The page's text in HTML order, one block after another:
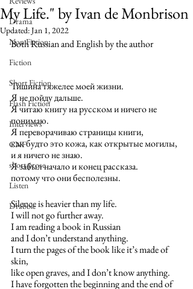
Drama
Non Fiction
Fiction
Short Fiction
Flash Fiction
Interviews
CNF
short prose
Listen
Drabble
My Life." by Ivan de Monbrison
Updated:Jan 1, 2022
Both Russian and English by the author
Тишина тяжелее моей жизни.
Я не пойду дальше.
Я читаю книгу на русском и ничего не
понимаю.
Я переворачиваю страницы книги,
как будто это кожа, как открытые могилы,
и я ничего не знаю.
Я забыл начало и конец рассказа.
потому что они бесполезны.
Silence is heavier than my life.
I will not go further away.
I am reading a book in Russian
and I don’t understand anything.
I turn the pages of the book like it’s made of
skin,
like open graves, and I don’t know anything.
I have forgotten the beginning and the end of